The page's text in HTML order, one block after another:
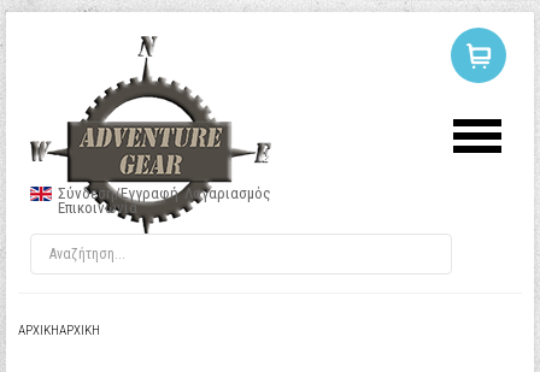
Σύνδεση/Εγγραφή Λογαριασμός
Επικοινωνία
ΑΡΧΙΚΉΑΡΧΙΚΉ
ΣΥΝΔΕΣΗ